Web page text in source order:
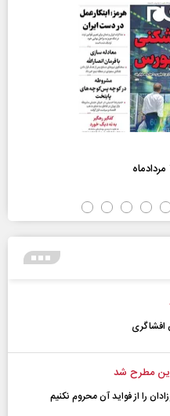
افشاگری
مطرح شد
را از فواید آن محروم نکنیم